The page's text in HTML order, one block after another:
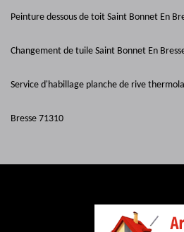
Peinture dessous de toit Saint Bonnet En
Changement de tuile Saint Bonnet En
Service d'habillage planche de rive
Bresse 71310